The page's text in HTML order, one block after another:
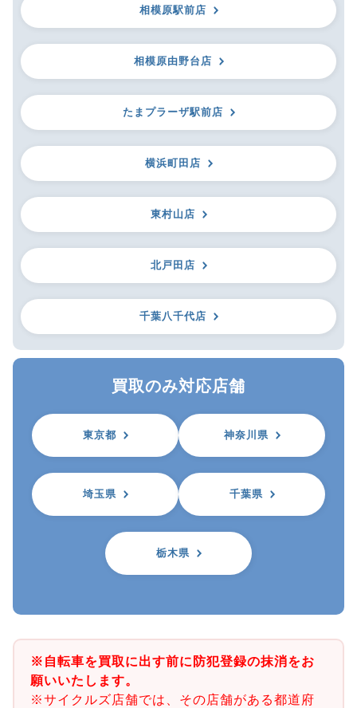
相模原駅前店
相模原由野台店
たまプラーザ駅前店
横浜町田店
東村山店
北戸田店
千葉八千代店
買取のみ対応店舗
東京都 神奈川県
埼玉県 千葉県
栃木県
※自転車を買取に出す前に防犯登録の抹消をお
願いいたします。
※サイクルズ店舗では、その店舗がある都道府